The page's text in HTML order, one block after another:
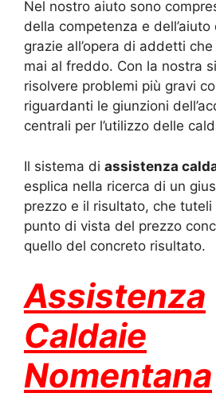
Nel nostro aiuto sono
della competenza e
grazie all’opera di addetti
mai al freddo. Con la nostra
risolvere problemi più gravi
riguardanti le giunzioni
centrali per l’utilizzo delle
Il sistema di assistenza
esplica nella ricerca di un
prezzo e il risultato, che
punto di vista del prezzo
quello del concreto risultato.
Assistenza
Caldaie
Nomentana